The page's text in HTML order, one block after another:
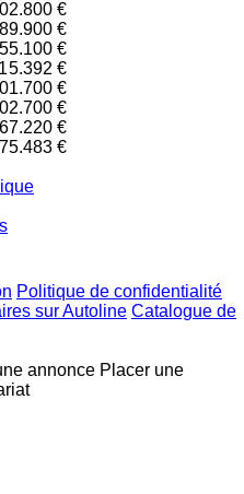
2.800 €
9.900 €
5.100 €
5.392 €
1.700 €
2.700 €
7.220 €
5.483 €
Politique de confidentialité
sur Autoline Catalogue de
annonce Placer une